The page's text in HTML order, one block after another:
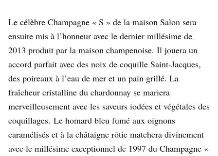
Le célèbre Champagne « S » de la maison Salon sera
ensuite mis à l’honneur avec le dernier millésime de
2013 produit par la maison champenoise. Il jouera un
accord parfait avec des noix de coquille Saint-Jacques,
des poireaux à l’eau de mer et un pain grillé. La
fraîcheur cristalline du chardonnay se mariera
merveilleusement avec les saveurs iodées et végétales des
coquillages. Le homard bleu fumé aux oignons
caramélisés et à la châtaigne rôtie matchera divinement
avec le millésime exceptionnel de 1997 du Champagne «